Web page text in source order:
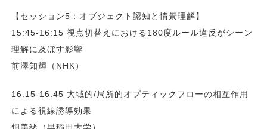
【セッション5：オブジェクト認知と情景理解】
15:45-16:15 視点切替えにおける180度ルール違反がシーン
理解に及ぼす影響
前澤知輝（NHK）
16:15-16:45 大域的/局所的オプティックフローの相互作用
による視線誘導効果
畑美緒（早稲田大学）